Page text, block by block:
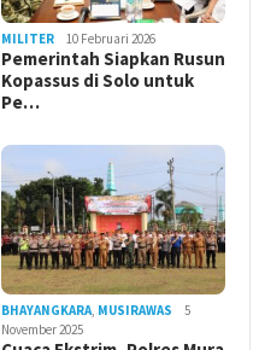
MILITER 10 Februari 2026
Pemerintah Siapkan Rusun
Kopassus di Solo untuk
Pe…
BHAYANGKARA, MUSIRAWAS
5
November 2025